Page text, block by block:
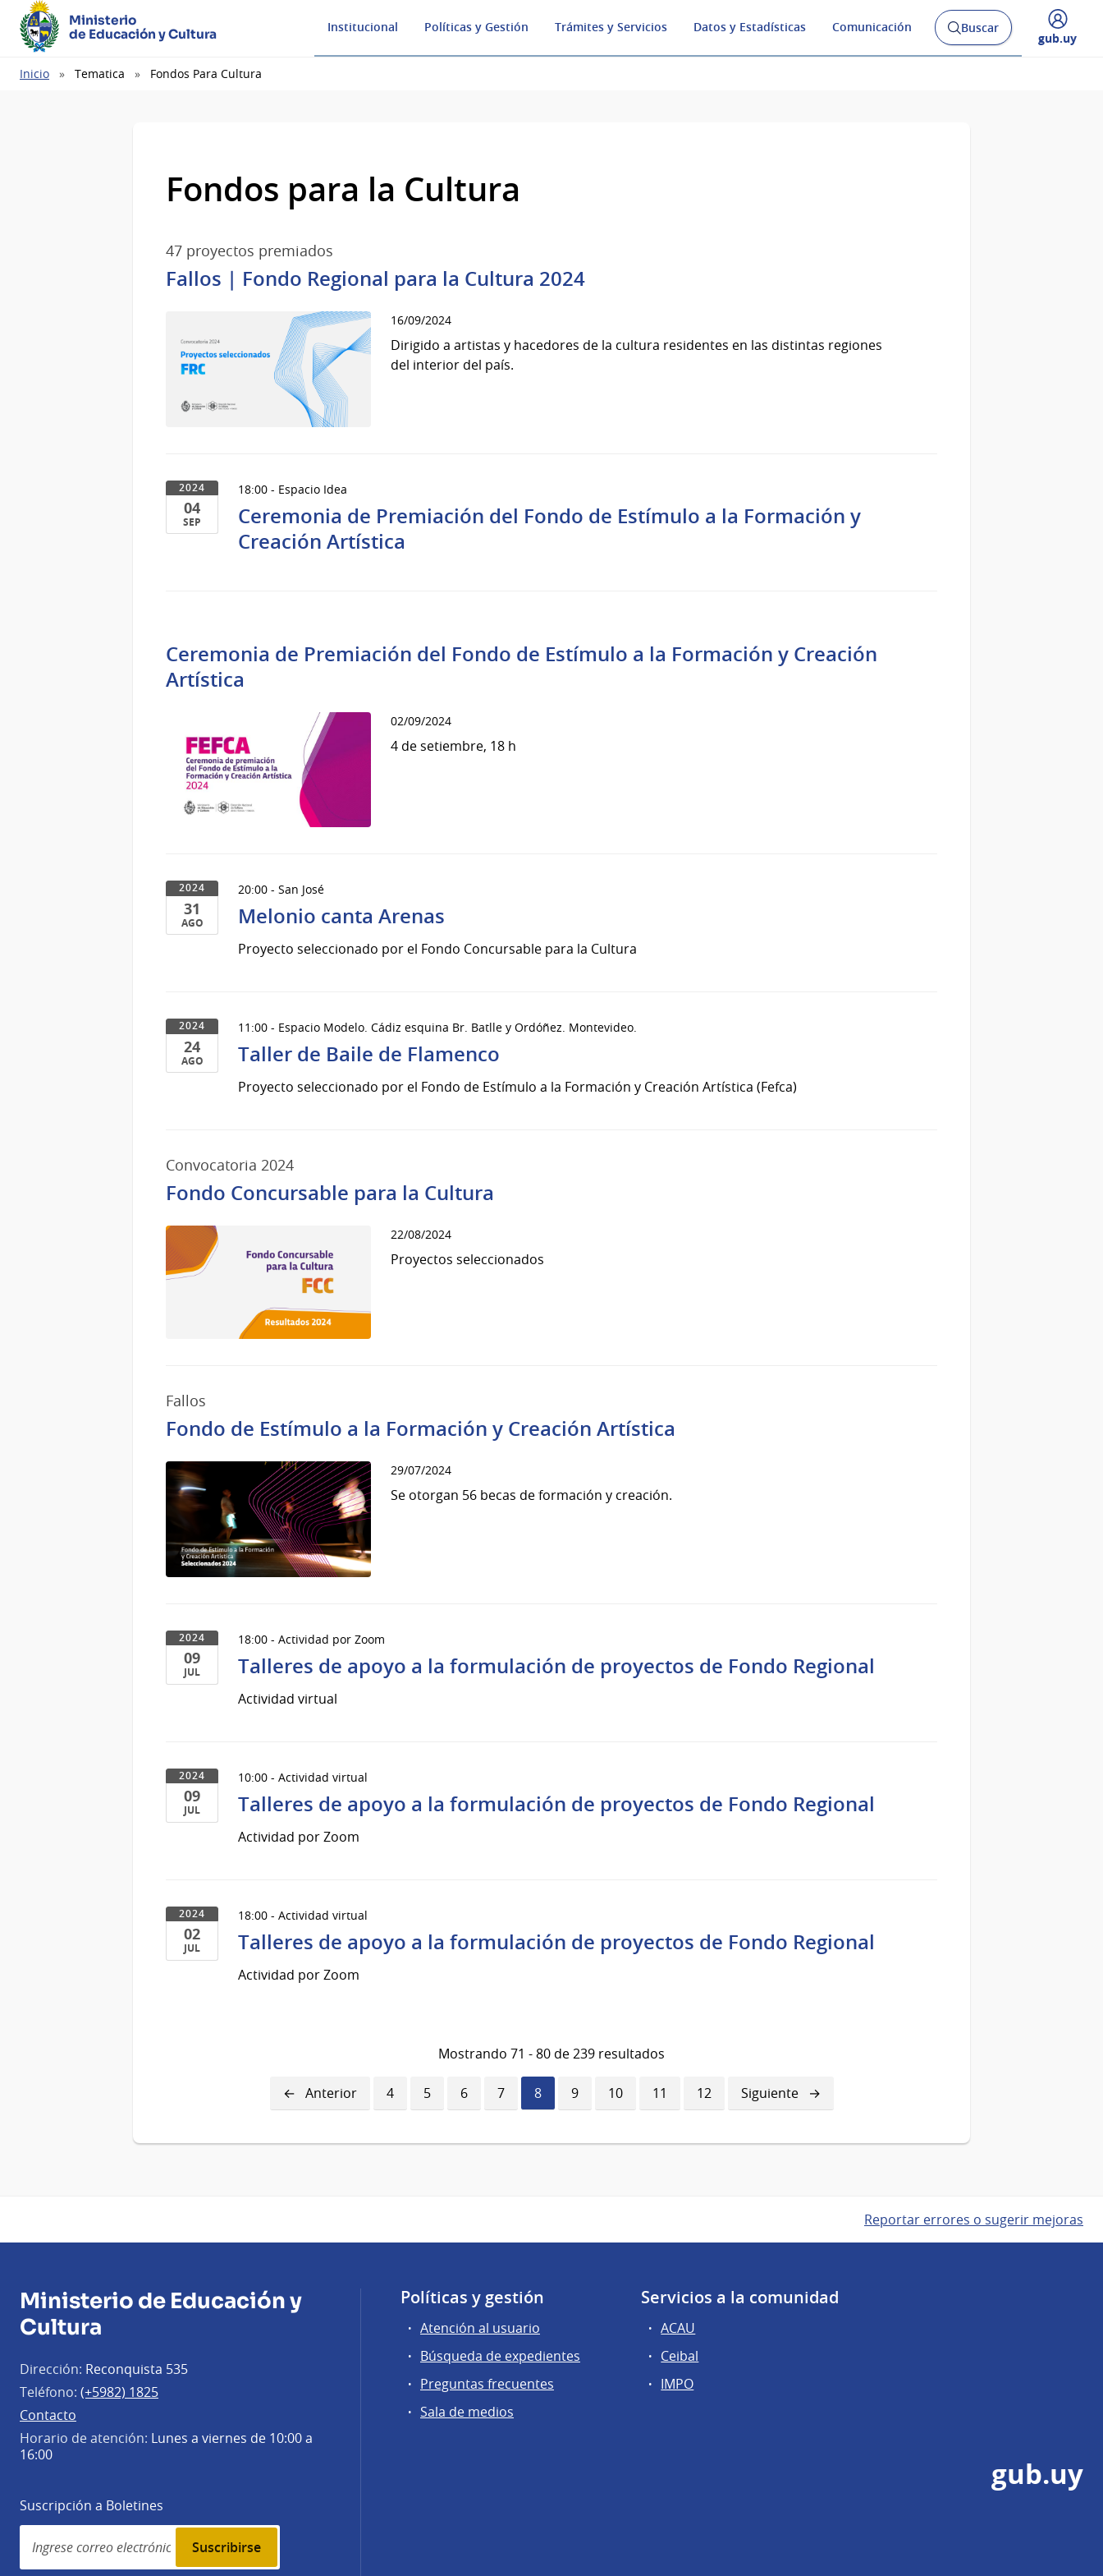
Ministerio
de Educación y Cultura
Institucional Políticas y Gestión Trámites y Servicios Datos y Estadísticas Comunicación
Abrir
buscador
Buscar
Desplegar
gub.uy
Ruta
Inicio Tematica Fondos Para Cultura
Fondos para la Cultura
47 proyectos premiados
Fallos | Fondo Regional para la Cultura 2024
16/09/2024
Dirigido a artistas y hacedores de la cultura residentes en las distintas regiones
del interior del país.
2024
04
SEP
18:00 - Espacio Idea
Ceremonia de Premiación del Fondo de Estímulo a la Formación y
Creación Artística
Ceremonia de Premiación del Fondo de Estímulo a la Formación y Creación
Artística
02/09/2024
4 de setiembre, 18 h
2024
31
AGO
2024
20:00 - San José
Melonio canta Arenas
Proyecto seleccionado por el Fondo Concursable para la Cultura
2024
24
AGO
2024
11:00 - Espacio Modelo. Cádiz esquina Br. Batlle y Ordóñez. Montevideo.
Taller de Baile de Flamenco
Proyecto seleccionado por el Fondo de Estímulo a la Formación y Creación Artística (Fefca)
Convocatoria 2024
Fondo Concursable para la Cultura
22/08/2024
Proyectos seleccionados
Fallos
Fondo de Estímulo a la Formación y Creación Artística
29/07/2024
Se otorgan 56 becas de formación y creación.
2024
09
JUL
2024
18:00 - Actividad por Zoom
Talleres de apoyo a la formulación de proyectos de Fondo Regional
Actividad virtual
2024
09
JUL
2024
10:00 - Actividad virtual
Talleres de apoyo a la formulación de proyectos de Fondo Regional
Actividad por Zoom
2024
02
JUL
18:00 - Actividad virtual
Talleres de apoyo a la formulación de proyectos de Fondo Regional
Actividad por Zoom
Mostrando 71 - 80 de 239 resultados
Página
anterior
Anterior Página
4 Página
5 Página
6 Página
7
Página
actual
8 Página
9 Página
10 Página
11 Página
12
Siguiente
página
Siguiente
Reportar errores o sugerir mejoras
Ministerio de Educación y
Cultura
Dirección: Reconquista 535
Teléfono: (+5982) 1825
Contacto
Horario de atención: Lunes a viernes de 10:00 a
16:00
Suscripción a Boletines
Simplenews
subscription
Políticas y gestión
Atención al usuario
Búsqueda de expedientes
Preguntas frecuentes
Sala de medios
Servicios a la comunidad
ACAU
Ceibal
IMPO
gub.uy